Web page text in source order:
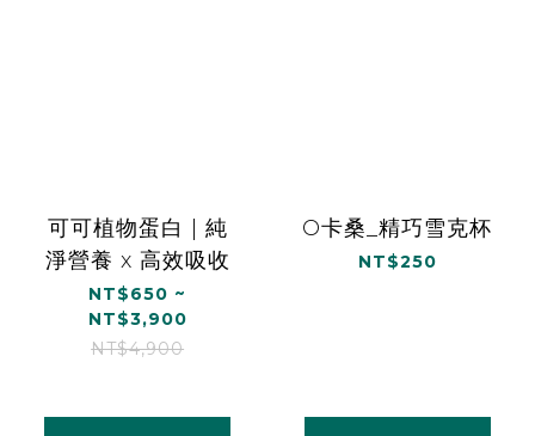
可可植物蛋白 | 純
淨營養 x 高效吸收
NT$650 ~
NT$3,900
NT$4,900
O卡桑_精巧雪克杯
NT$250